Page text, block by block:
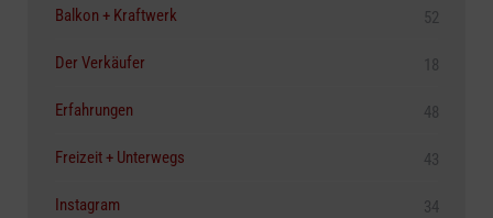
Balkon + Kraftwerk 52
Der Verkäufer 18
Erfahrungen 48
Freizeit + Unterwegs 43
Instagram 34